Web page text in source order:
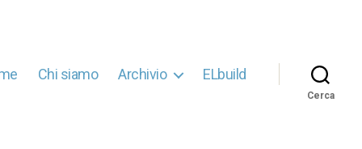
Chi siamo Archivio ELbuild
Cerca